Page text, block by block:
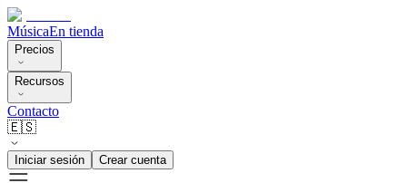
MúsicaEn tienda
Precios
Recursos
Contacto
🇪🇸
Iniciar sesión Crear cuenta